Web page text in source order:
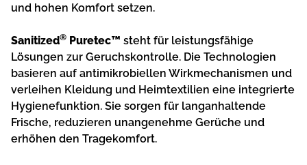
und hohen Komfort setzen.
Sanitized® Puretec™ steht für leistungsfähige
Lösungen zur Geruchskontrolle. Die Technologien
basieren auf antimikrobiellen Wirkmechanismen und
verleihen Kleidung und Heimtextilien eine integrierte
Hygienefunktion. Sie sorgen für langanhaltende
Frische, reduzieren unangenehme Gerüche und
erhöhen den Tragekomfort.